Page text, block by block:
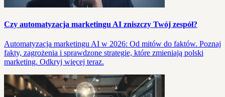
Czy automatyzacja marketingu AI zniszczy Twój zespół?
Automatyzacja marketingu AI w 2026: Od mitów do faktów. Poznaj
fakty, zagrożenia i sprawdzone strategie, które zmieniają polski
marketing. Odkryj więcej teraz.